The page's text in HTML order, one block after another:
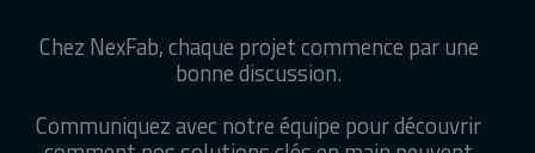
Chez NexFab, chaque projet commence par une
bonne discussion.
Communiquez avec notre équipe pour découvrir